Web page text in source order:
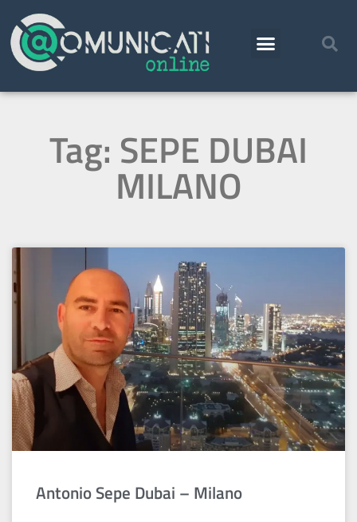
Tag: SEPE DUBAI
MILANO
Antonio Sepe Dubai – Milano